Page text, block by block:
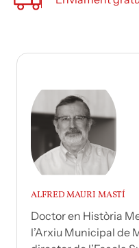
ALFRED MAURI MASTÍ
Doctor en Història
l’Arxiu Municipal de